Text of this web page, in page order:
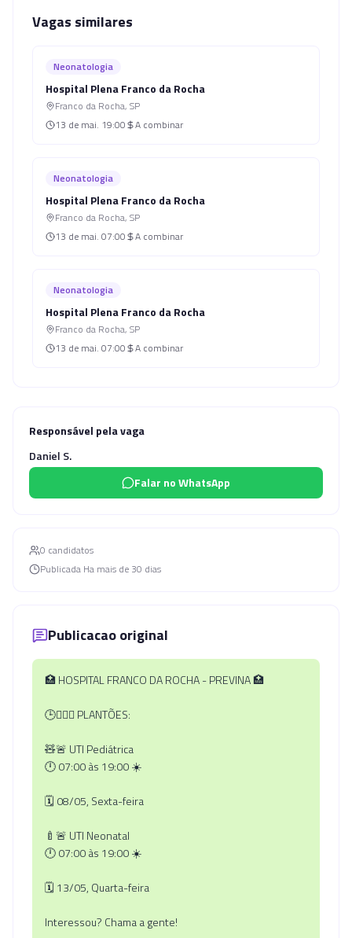
Vagas similares
Neonatologia
Hospital Plena Franco da Rocha
Franco da Rocha, SP
13 de mai. 19:00 A combinar
Neonatologia
Hospital Plena Franco da Rocha
Franco da Rocha, SP
13 de mai. 07:00 A combinar
Neonatologia
Hospital Plena Franco da Rocha
Franco da Rocha, SP
13 de mai. 07:00 A combinar
Responsável pela vaga
Daniel S.
Falar no WhatsApp
0 candidatos
Publicada Ha mais de 30 dias
Publicacao original
🏥 HOSPITAL FRANCO DA ROCHA - PREVINA 🏥
🕒👨🏻‍⚕️ PLANTÕES:
🧸🚨 UTI Pediátrica
🕛 07:00 às 19:00 ☀️
🗓️ 08/05, Sexta-feira
🍼🚨 UTI Neonatal
🕛 07:00 às 19:00 ☀️
🗓️ 13/05, Quarta-feira
Interessou? Chama a gente!